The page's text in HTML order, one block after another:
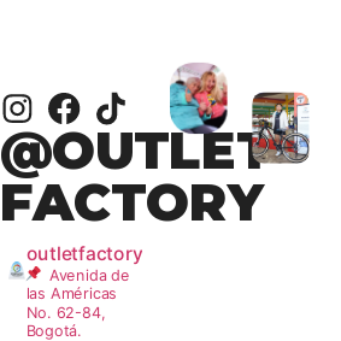
@OUTLET
FACTORY
outletfactory
Avenida de
las Américas
No. 62-84,
Bogotá.